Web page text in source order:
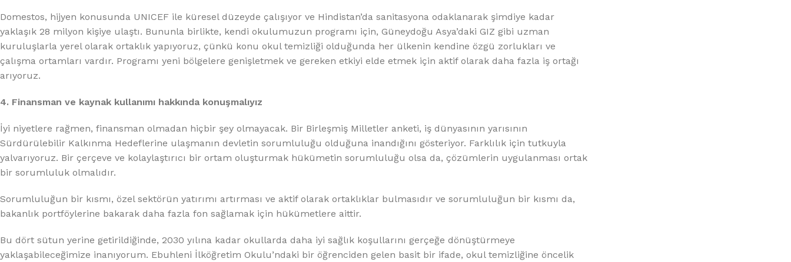
Domestos, hijyen konusunda UNICEF ile küresel düzeyde çalışıyor ve Hindistan’da sanitasyona odaklanarak şimdiye kadar
yaklaşık 28 milyon kişiye ulaştı. Bununla birlikte, kendi okulumuzun programı için, Güneydoğu Asya’daki GIZ gibi uzman
kuruluşlarla yerel olarak ortaklık yapıyoruz, çünkü konu okul temizliği olduğunda her ülkenin kendine özgü zorlukları ve
çalışma ortamları vardır. Programı yeni bölgelere genişletmek ve gereken etkiyi elde etmek için aktif olarak daha fazla iş ortağı
arıyoruz.
4. Finansman ve kaynak kullanımı hakkında konuşmalıyız
İyi niyetlere rağmen, finansman olmadan hiçbir şey olmayacak. Bir Birleşmiş Milletler anketi, iş dünyasının yarısının
Sürdürülebilir Kalkınma Hedeflerine ulaşmanın devletin sorumluluğu olduğuna inandığını gösteriyor. Farklılık için tutkuyla
yalvarıyoruz. Bir çerçeve ve kolaylaştırıcı bir ortam oluşturmak hükümetin sorumluluğu olsa da, çözümlerin uygulanması ortak
bir sorumluluk olmalıdır.
Sorumluluğun bir kısmı, özel sektörün yatırımı artırması ve aktif olarak ortaklıklar bulmasıdır ve sorumluluğun bir kısmı da,
bakanlık portföylerine bakarak daha fazla fon sağlamak için hükümetlere aittir.
Bu dört sütun yerine getirildiğinde, 2030 yılına kadar okullarda daha iyi sağlık koşullarını gerçeğe dönüştürmeye
yaklaşabileceğimize inanıyorum. Ebuhleni İlköğretim Okulu’ndaki bir öğrenciden gelen basit bir ifade, okul temizliğine öncelik